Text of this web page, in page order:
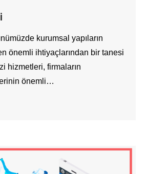
kurumsal yapıların
önemli ihtiyaçlarından bir tanesi
hizmetleri, firmaların
önemli…